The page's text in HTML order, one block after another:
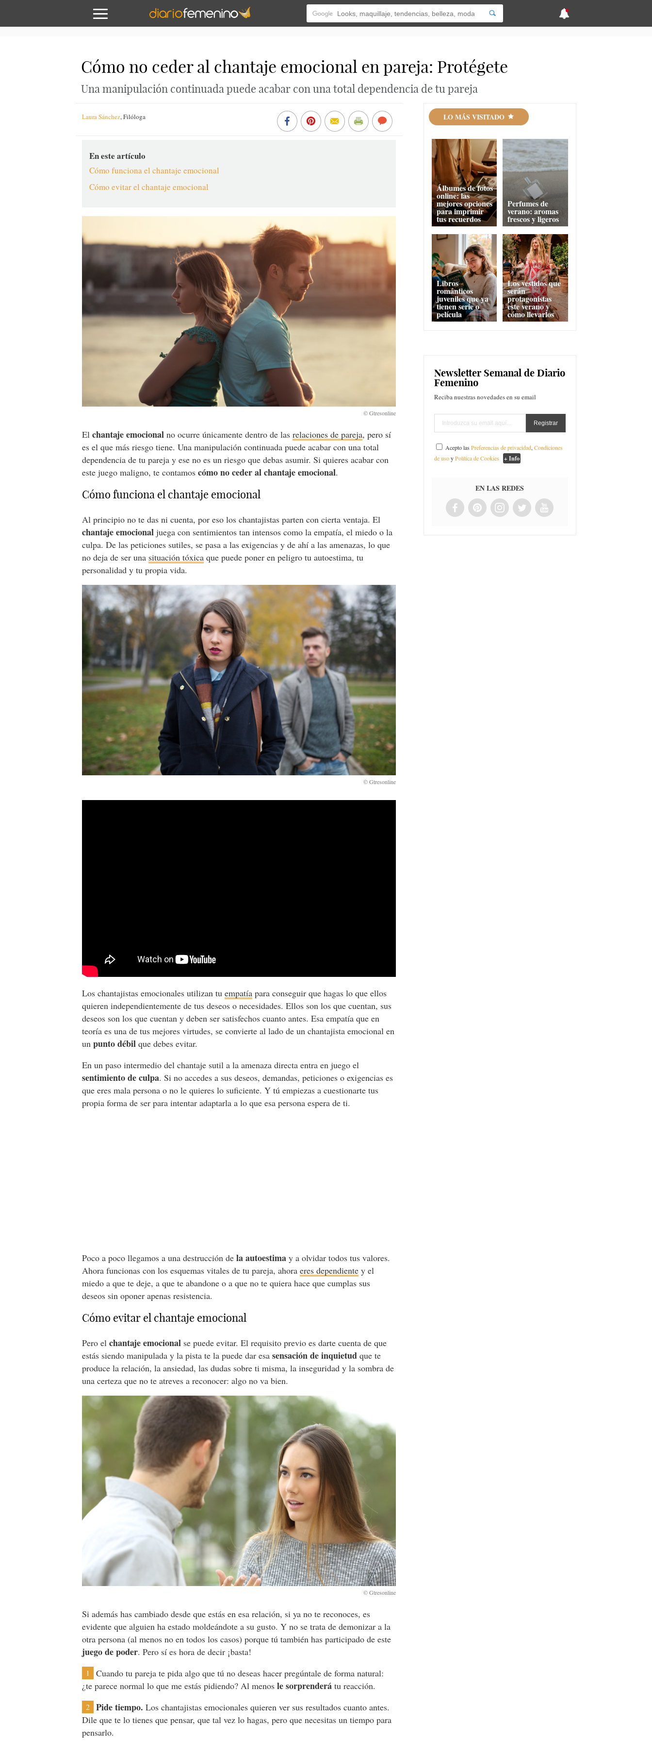
Cómo no ceder al chantaje emocional en pareja: Protégete
Una manipulación continuada puede acabar con una total dependencia de tu pareja
Laura Sánchez,Filóloga
En este artículo
Cómo funciona el chantaje emocional
Cómo evitar el chantaje emocional
Elchantaje emocional no ocurre únicamente dentro de lasrelaciones de pareja, pero sí
es el que más riesgo tiene. Una manipulación continuada puede acabar con una total
dependencia de tu pareja y ese no es un riesgo que debas asumir. Si quieres acabar con
este juego maligno, te contamoscómo no ceder al chantaje emocional.
Cómo funciona el chantaje emocional
Al principio no te das ni cuenta, por eso los chantajistas parten con cierta ventaja. El
chantaje emocional juega con sentimientos tan intensos como la empatía, el miedo o la
culpa. De las peticiones sutiles, se pasa a las exigencias y de ahí a las amenazas, lo que
no deja de ser una situación tóxica que puede poner en peligro tu autoestima, tu
personalidad y tu propia vida.
Los chantajistas emocionales utilizan tuempatía para conseguir que hagas lo que ellos
quieren independientemente de tus deseos o necesidades. Ellos son los que cuentan, sus
deseos son los que cuentan y deben ser satisfechos cuanto antes. Esa empatía que en
teoría es una de tus mejores virtudes, se convierte al lado de un chantajista emocional en
unpunto débil que debes evitar.
En un paso intermedio del chantaje sutil a la amenaza directa entra en juego el
sentimiento de culpa. Si no accedes a sus deseos, demandas, peticiones o exigencias es
que eres mala persona o no le quieres lo suficiente. Y tú empiezas a cuestionarte tus
propia forma de ser para intentar adaptarla a lo que esa persona espera de ti.
Poco a poco llegamos a una destrucción dela autoestima y a olvidar todos tus valores.
Ahora funcionas con los esquemas vitales de tu pareja, ahoraeres dependiente y el
miedo a que te deje, a que te abandone o a que no te quiera hace que cumplas sus
deseos sin oponer apenas resistencia.
Cómo evitar el chantaje emocional
Pero elchantaje emocional se puede evitar. El requisito previo es darte cuenta de que
estás siendo manipulada y la pista te la puede dar esasensación de inquietud que te
produce la relación, la ansiedad, las dudas sobre ti misma, la inseguridad y la sombra de
una certeza que no te atreves a reconocer: algo no va bien.
Si además has cambiado desde que estás en esa relación, si ya no te reconoces, es
evidente que alguien ha estado moldeándote a su gusto. Y no se trata de demonizar a la
otra persona (al menos no en todos los casos) porque tú también has participado de este
juego de poder. Pero sí es hora de decir ¡basta!
1
Cuando tu pareja te pida algo que tú no deseas hacer pregúntale de forma natural:
¿te parece normal lo que me estás pidiendo? Al menosle sorprenderá tu reacción.
2 Pide tiempo. Los chantajistas emocionales quieren ver sus resultados cuanto antes.
Dile que te lo tienes que pensar, que tal vez lo hagas, pero que necesitas un tiempo para
pensarlo.
LO MÁS VISITADO
Álbumes de fotos
online: las
mejores opciones
para imprimir
tus recuerdos
Perfumes de
verano: aromas
frescos y ligeros
Libros
románticos
juveniles que ya
tienen serie o
película
Los vestidos que
serán
protagonistas
este verano y
cómo llevarlos
Newsletter Semanal de Diario
Femenino
Reciba nuestras novedades en su email
Acepto lasPreferencias de privacidad,Condiciones
de usoyPolítica de Cookies + Info
EN LAS REDES